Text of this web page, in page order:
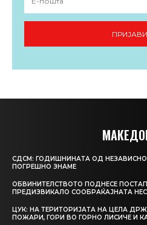
СДСМ: ГОДИШНИНАТА ОД
ПОГРЕШНО ЗНАМЕ
ОБВИНИТЕЛСТВОТО ПОДНЕСЕ
ПРЕДИЗВИКАЛО СООБРАЌАЈНАТА
ЦУК: НА ТЕРИТОРИЈАТА НА ЦЕЛА
ПОЖАРИ, ГОРИ ВО ГОРНО ЛИСИЧЕ И